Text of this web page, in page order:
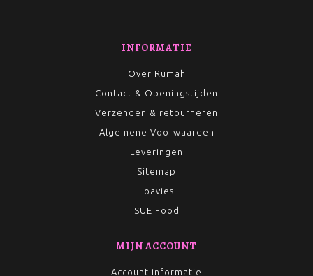
INFORMATIE
Over Rumah
Contact & Openingstijden
Verzenden & retourneren
Algemene Voorwaarden
Leveringen
Sitemap
Loavies
SUE Food
MIJN ACCOUNT
Account informatie